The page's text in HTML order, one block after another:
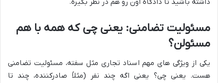
مسئولیت تضامنی: یعنی چی که همه با هم
مسئولن؟
یکی از ویژگی های مهم اسناد تجاری مثل سفته، مسئولیت تضامنی
هست. یعنی چی؟ یعنی اگه چند نفر (مثلاً صادرکننده، چند تا